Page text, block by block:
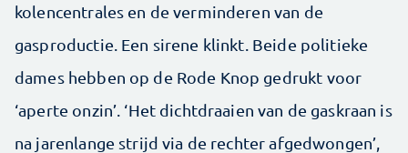
kolencentrales en de verminderen van de
gasproductie. Een sirene klinkt. Beide politieke
dames hebben op de Rode Knop gedrukt voor
‘aperte onzin’. ‘Het dichtdraaien van de gaskraan is
na jarenlange strijd via de rechter afgedwongen’,